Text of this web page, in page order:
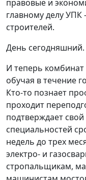
правовые и
главному делу УПК
строителей.
День сегодняшний.
И теперь комбинат
обучая в течение
Кто-то познает
проходит
подтверждает
специальностей
недель до трех
электро- и
стропальщикам,